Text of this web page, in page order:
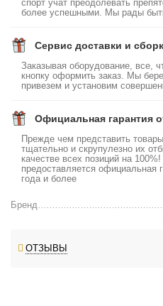
спорт учат преодолевать
более успешными. Мы рады
Сервис доставки и
Заказывая оборудование, все,
кнопку оформить заказ. Мы
привезем и установим
Официальная гарантия
Прежде чем представить
тщательно и скрупулезно их
качестве всех позиций на
предоставляется официальная
года и более
Бренд
ОТЗЫВЫ